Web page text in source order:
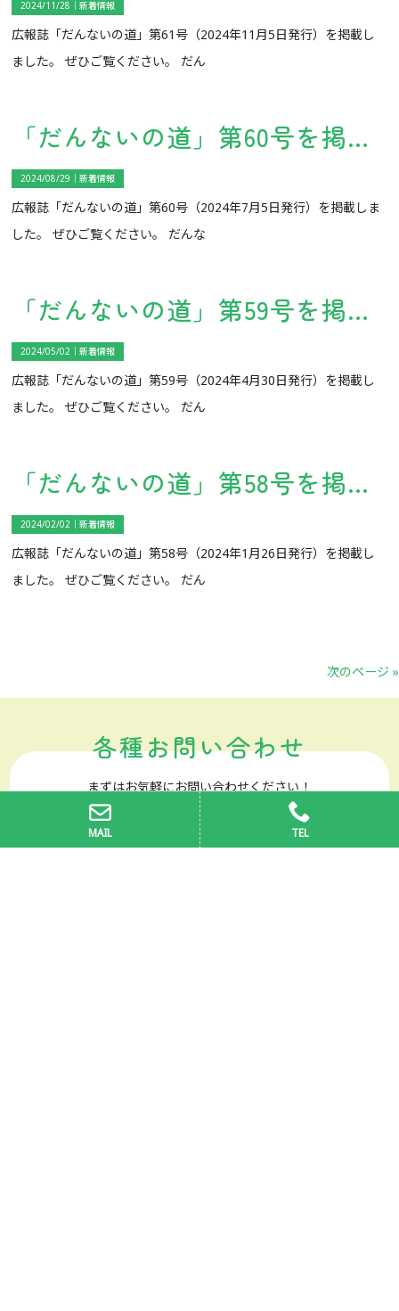
2024/11/28｜新着情報
広報誌「だんないの道」第61号（2024年11月5日発行）を掲載し
ました。 ぜひご覧ください。 だん
「だんないの道」第60号を掲載しました。
2024/08/29｜新着情報
広報誌「だんないの道」第60号（2024年7月5日発行）を掲載しま
した。 ぜひご覧ください。 だんな
「だんないの道」第59号を掲載しました。
2024/05/02｜新着情報
広報誌「だんないの道」第59号（2024年4月30日発行）を掲載し
ました。 ぜひご覧ください。 だん
「だんないの道」第58号を掲載しました。
2024/02/02｜新着情報
広報誌「だんないの道」第58号（2024年1月26日発行）を掲載し
ました。 ぜひご覧ください。 だん
次のページ »
各種お問い合わせ
まずはお気軽にお問い合わせください！
0749-50-3639
MAIL TEL